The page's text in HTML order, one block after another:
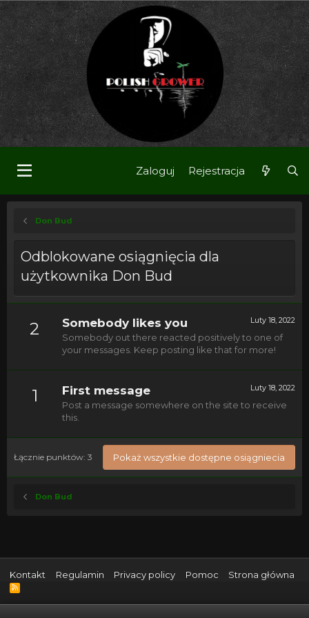
Zaloguj Rejestracja
Don Bud
Odblokowane osiągnięcia dla
użytkownika Don Bud
2 Luty 18, 2022
Somebody likes you
Somebody out there reacted positively to one of
your messages. Keep posting like that for more!
1 Luty 18, 2022
First message
Post a message somewhere on the site to receive
this.
Łącznie punktów: 3 Pokaż wszystkie dostępne osiągniecia
Don Bud
Kontakt Regulamin Privacy policy Pomoc Strona główna
R
S
S